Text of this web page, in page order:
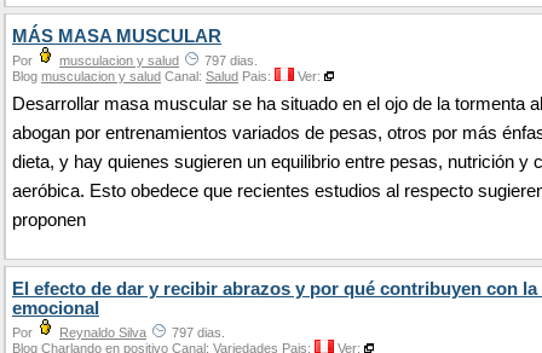
MÁS MASA MUSCULAR
Por musculacion y salud
797 dias.
Blog musculacion y salud Canal: Salud Pais: Ver:
Desarrollar masa muscular se ha situado en el ojo de la tormenta
abogan por entrenamientos variados de pesas, otros por más
dieta, y hay quienes sugieren un equilibrio entre pesas, nutrición y
aeróbica. Esto obedece que recientes estudios al respecto
proponen
El efecto de dar y recibir abrazos y por qué contribuyen con la
emocional
Por Reynaldo Silva
797 dias.
Blog Charlando en positivo Canal: Variedades Pais: Ver: